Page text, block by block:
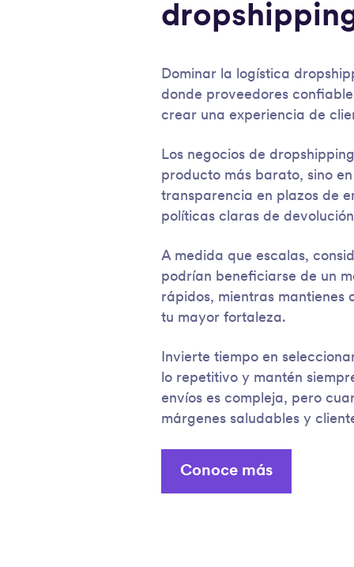
Dominar la logística
donde proveedores
crear una experiencia de
Los negocios de
producto más barato, sino
transparencia en plazos de
políticas claras de
A medida que escalas,
podrían beneficiarse de un
rápidos, mientras
tu mayor fortaleza.
Invierte tiempo en
lo repetitivo y mantén
envíos es compleja, pero
márgenes saludables y
Conoce más